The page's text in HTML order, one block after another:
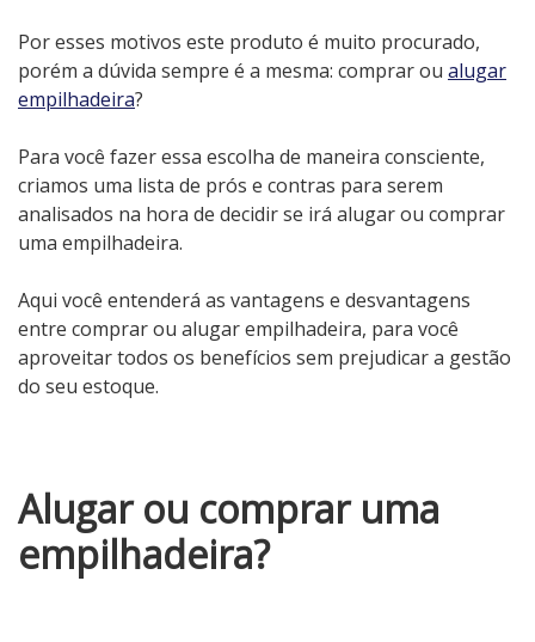
Por esses motivos este produto é muito procurado,
porém a dúvida sempre é a mesma: comprar ou alugar
empilhadeira?
Para você fazer essa escolha de maneira consciente,
criamos uma lista de prós e contras para serem
analisados na hora de decidir se irá alugar ou comprar
uma empilhadeira.
Aqui você entenderá as vantagens e desvantagens
entre comprar ou alugar empilhadeira, para você
aproveitar todos os benefícios sem prejudicar a gestão
do seu estoque.
Alugar ou comprar uma
empilhadeira?